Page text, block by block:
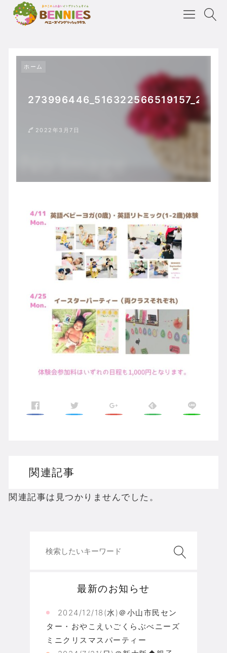
ホーム
2022年3月7日
関連記事
関連記事は見つかりませんでした。
最新のお知らせ
2024/12/18(水)＠小山市民セン
ター・おやこえいごくらぶべニーズ
ミニクリスマスパーティー